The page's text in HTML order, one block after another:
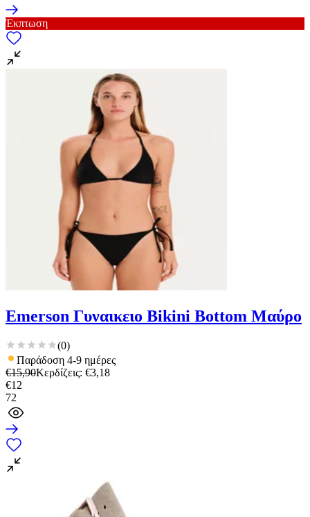
Έκπτωση
Emerson Γυναικειο Bikini Bottom Μαύρο
(0)
Παράδοση 4-9 ημέρες
€15,90Κερδίζεις: €3,18
€12
72